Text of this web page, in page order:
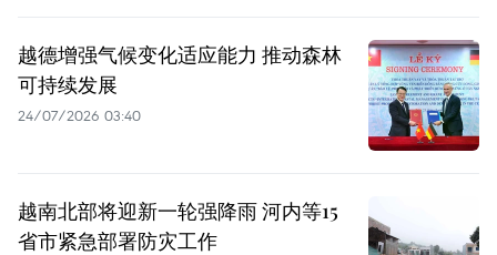
越德增强气候变化适应能力 推动森林
可持续发展
24/07/2026 03:40
越南北部将迎新一轮强降雨 河内等15
省市紧急部署防灾工作